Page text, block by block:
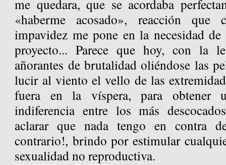
me quedara, que se acordaba
«haberme acosado», reacción que
impavidez me pone en la necesidad
proyecto... Parece que hoy, con la
añorantes de brutalidad oliéndose las
lucir al viento el vello de las
fuera en la víspera, para obtener
indiferencia entre los más
aclarar que nada tengo en contra
contrario!, brindo por estimular
sexualidad no reproductiva.